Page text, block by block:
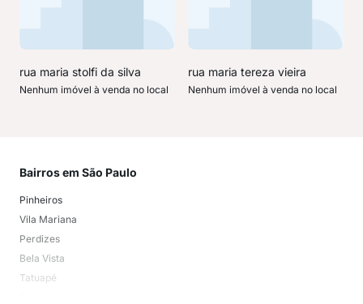
rua maria stolfi da silva
Nenhum imóvel à venda no local
rua maria tereza vieira
Nenhum imóvel à venda no local
Bairros em São Paulo
Pinheiros
Vila Mariana
Perdizes
Bela Vista
Tatuapé